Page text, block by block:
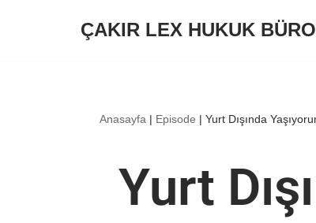
ÇAKIR LEX HUKUK
Anasayfa | Episode | Yurt Dışında
Yurt